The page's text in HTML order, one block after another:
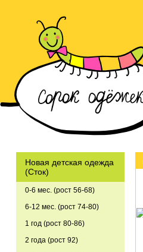
Новая детская одежда
(Сток)
0-6 мес. (рост 56-68)
6-12 мес. (рост 74-80)
1 год (рост 80-86)
2 года (рост 92)